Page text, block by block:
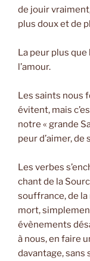
de jouir
plus doux et de
La peur plus
l’amour.
Les saints nous
évitent, mais
notre « grande
peur d’aimer,
Les verbes
chant de la
souffrance, de la
mort,
évènements
à nous, en faire
davantage, sans